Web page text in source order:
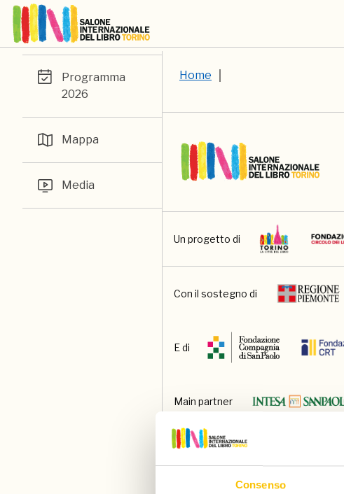
Consenso
Programma
2026
Mappa
Media
Home
Un progetto di
Con il sostegno di
E di
Main partner